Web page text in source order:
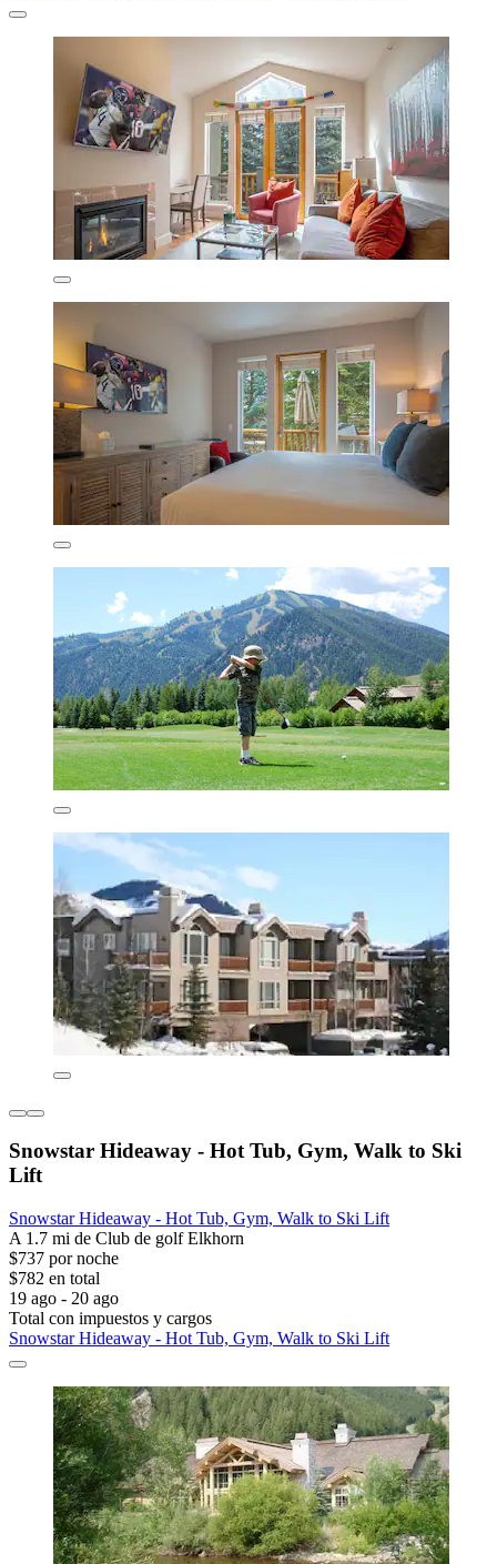
Snowstar Hideaway - Hot Tub, Gym, Walk to Ski
Lift
Snowstar Hideaway - Hot Tub, Gym, Walk to Ski Lift
A 1.7 mi de Club de golf Elkhorn
$737 por noche
$782 en total
19 ago - 20 ago
Total con impuestos y cargos
Snowstar Hideaway - Hot Tub, Gym, Walk to Ski Lift